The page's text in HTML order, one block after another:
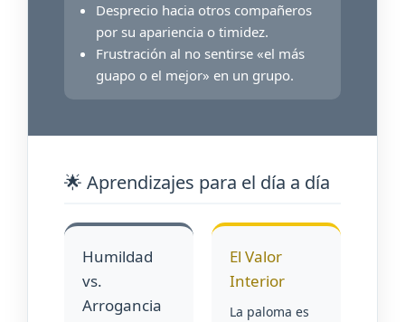
Desprecio hacia otros compañeros
por su apariencia o timidez.
Frustración al no sentirse «el más
guapo o el mejor» en un grupo.
🌟 Aprendizajes para el día a día
Humildad
vs.
Arrogancia
El Valor
Interior
La paloma es